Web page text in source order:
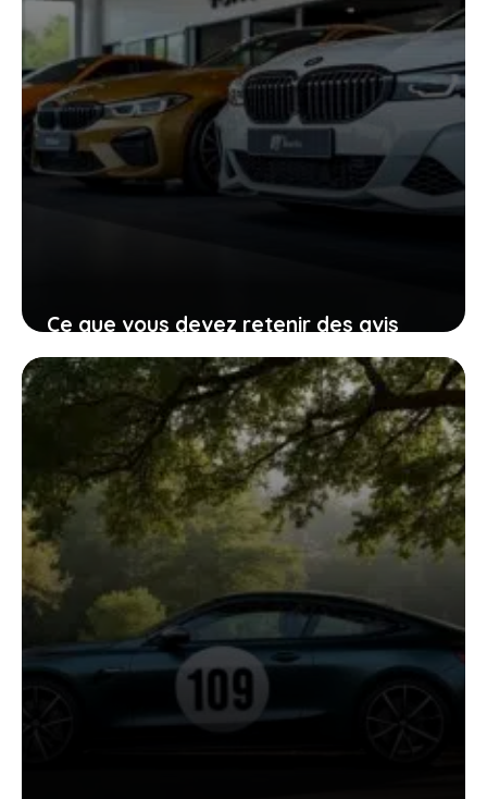
Ce que vous devez retenir des avis
clients sur Vente Auto Prestige pour
un achat serein
7 janvier 2026